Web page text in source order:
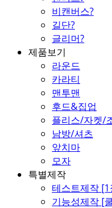
비캔버스?
길단?
글리머?
제품보기
라운드
카라티
맨투맨
후드&집업
플리스/자켓/
남방/셔츠
앞치마
모자
특별제작
테스트제작
기능성제작 [